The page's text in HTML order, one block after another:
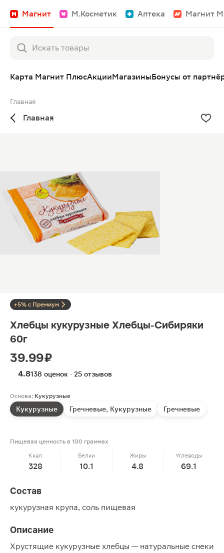
Магнит М.Косметик Аптека Магнит
Карта Магнит ПлюсАкцииМагазиныБонусы от
Главная
Главная
+5% с Премиум
Хлебцы кукурузные Хлебцы-Сибиряки
60г
39.99 ₽
4.8138 оценок · 25 отзывов
Основа: Кукурузные
Кукурузные Гречневые, Кукурузные Гречневые
Пищевая ценность в 100 граммах
Ккал
328
Белки
10.1
Жиры
4.8
Углеводы
69.1
Состав
кукурузная крупа, соль пищевая
Описание
Хрустящие кукурузные хлебцы — натуральные снеки